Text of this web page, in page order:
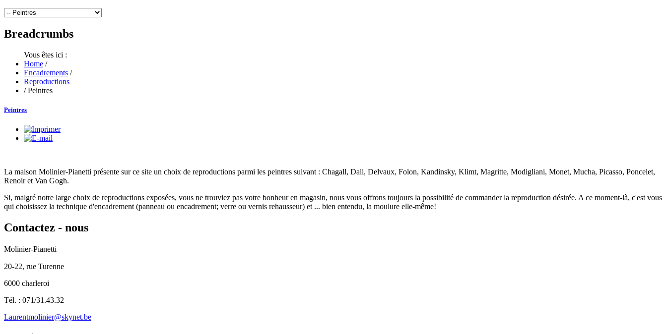
Breadcrumbs
Vous êtes ici :
Home /
Encadrements /
Reproductions
/ Peintres
Peintres
La maison Molinier-Pianetti présente sur ce site un choix de reproductions parmi les peintres suivant : Chagall, Dali, Delvaux, Folon, Kandinsky, Klimt, Magritte, Modigliani, Monet, Mucha, Picasso, Poncelet,
Renoir et Van Gogh.
Si, malgré notre large choix de reproductions exposées, vous ne trouviez pas votre bonheur en magasin, nous vous offrons toujours la possibilité de commander la reproduction désirée. A ce moment-là, c'est vous
qui choisissez la technique d'encadrement (panneau ou encadrement; verre ou vernis rehausseur) et ... bien entendu, la moulure elle-même!
Contactez - nous
Molinier-Pianetti
20-22, rue Turenne
6000 charleroi
Tél. : 071/31.43.32
Laurentmolinier@skynet.be